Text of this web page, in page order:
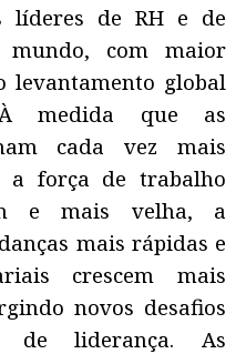
líderes de RH e de
com maior
levantamento global
medida que as
cada vez mais
a força de trabalho
e mais velha, a
mais rápidas e
crescem mais
novos desafios
de liderança. As